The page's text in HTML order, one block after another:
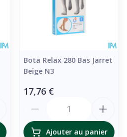
Bota Relax 280 Bas Jarret
Beige N3
17,76 €
Ajouter au panier